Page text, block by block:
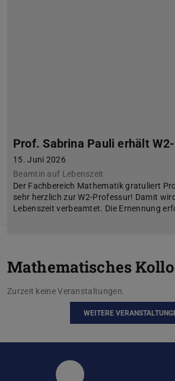
Prof. Sabrina Pauli erhält
15. Juni 2026
Beamtin auf Lebenszeit
Der Fachbereich Mathematik gratuliert
sehr herzlich zur W2-Professur! Damit
Lebenszeit verbeamtet. Die Ernennung
Mathematisches
Zurzeit keine Veranstaltungen.
WEITERE